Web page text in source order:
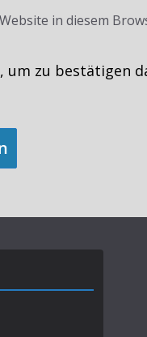
in diesem
um zu bestätigen